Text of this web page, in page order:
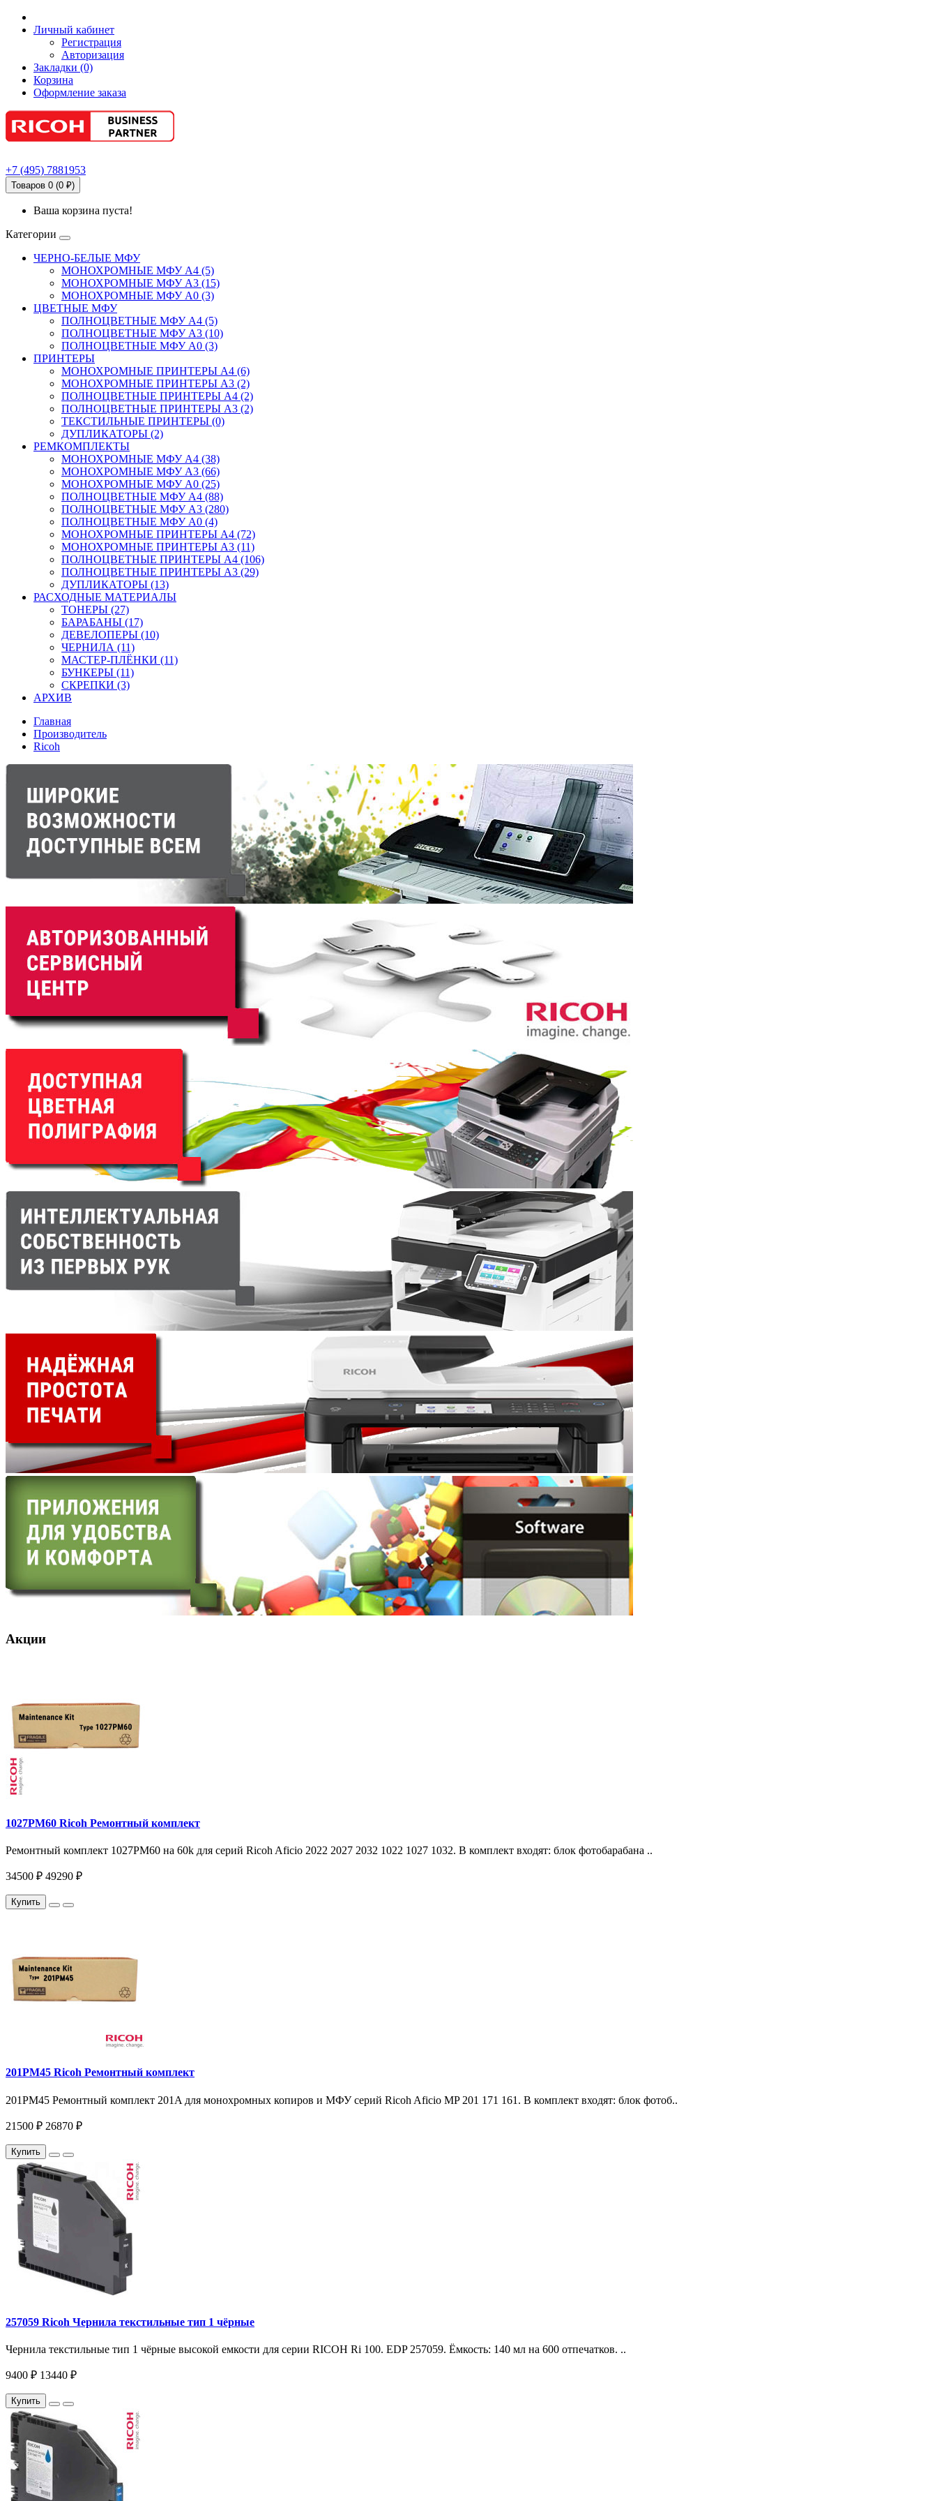
Личный кабинет
Регистрация
Авторизация
Закладки (0)
Корзина
Оформление заказа
+7 (495) 7881953
Товаров 0 (0 ₽)
Ваша корзина пуста!
Категории
ЧЕРНО-БЕЛЫЕ МФУ
МОНОХРОМНЫЕ МФУ А4 (5)
МОНОХРОМНЫЕ МФУ А3 (15)
МОНОХРОМНЫЕ МФУ А0 (3)
ЦВЕТНЫЕ МФУ
ПОЛНОЦВЕТНЫЕ МФУ А4 (5)
ПОЛНОЦВЕТНЫЕ МФУ А3 (10)
ПОЛНОЦВЕТНЫЕ МФУ А0 (3)
ПРИНТЕРЫ
МОНОХРОМНЫЕ ПРИНТЕРЫ А4 (6)
МОНОХРОМНЫЕ ПРИНТЕРЫ А3 (2)
ПОЛНОЦВЕТНЫЕ ПРИНТЕРЫ А4 (2)
ПОЛНОЦВЕТНЫЕ ПРИНТЕРЫ А3 (2)
ТЕКСТИЛЬНЫЕ ПРИНТЕРЫ (0)
ДУПЛИКАТОРЫ (2)
РЕМКОМПЛЕКТЫ
МОНОХРОМНЫЕ МФУ А4 (38)
МОНОХРОМНЫЕ МФУ А3 (66)
МОНОХРОМНЫЕ МФУ А0 (25)
ПОЛНОЦВЕТНЫЕ МФУ А4 (88)
ПОЛНОЦВЕТНЫЕ МФУ А3 (280)
ПОЛНОЦВЕТНЫЕ МФУ А0 (4)
МОНОХРОМНЫЕ ПРИНТЕРЫ А4 (72)
МОНОХРОМНЫЕ ПРИНТЕРЫ А3 (11)
ПОЛНОЦВЕТНЫЕ ПРИНТЕРЫ А4 (106)
ПОЛНОЦВЕТНЫЕ ПРИНТЕРЫ А3 (29)
ДУПЛИКАТОРЫ (13)
РАСХОДНЫЕ МАТЕРИАЛЫ
ТОНЕРЫ (27)
БАРАБАНЫ (17)
ДЕВЕЛОПЕРЫ (10)
ЧЕРНИЛА (11)
МАСТЕР-ПЛЁНКИ (11)
БУНКЕРЫ (11)
СКРЕПКИ (3)
АРХИВ
Главная
Производитель
Ricoh
Акции
1027PM60 Ricoh Ремонтный комплект
Ремонтный комплект 1027PM60 на 60k для серий Ricoh Aficio 2022 2027 2032 1022 1027 1032. В комплект входят: блок фотобарабана ..
34500 ₽ 49290 ₽
Купить
201PM45 Ricoh Ремонтный комплект
201PM45 Ремонтный комплект 201A для монохромных копиров и МФУ серий Ricoh Aficio MP 201 171 161. В комплект входят: блок фотоб..
21500 ₽ 26870 ₽
Купить
257059 Ricoh Чернила текстильные тип 1 чёрные
Чернила текстильные тип 1 чёрные высокой емкости для серии RICOH Ri 100. EDP 257059. Ёмкость: 140 мл на 600 отпечатков. ..
9400 ₽ 13440 ₽
Купить